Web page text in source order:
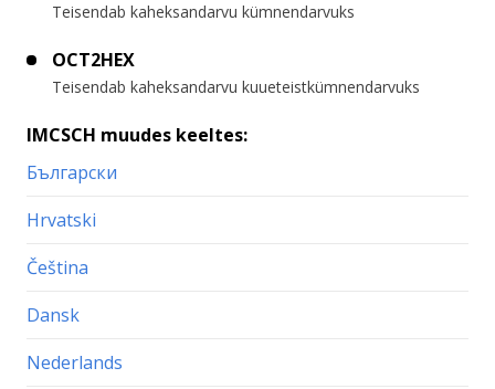
Teisendab kaheksandarvu kümnendarvuks
OCT2HEX
Teisendab kaheksandarvu kuueteistkümnendarvuks
IMCSCH muudes keeltes:
Български
Hrvatski
Čeština
Dansk
Nederlands